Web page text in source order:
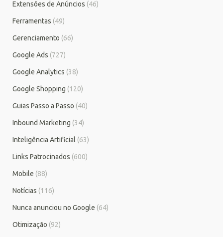
Extensões de Anúncios (46)
Ferramentas (49)
Gerenciamento (66)
Google Ads (727)
Google Analytics (38)
Google Shopping (120)
Guias Passo a Passo (40)
Inbound Marketing (34)
Inteligência Artificial (63)
Links Patrocinados (600)
Mobile (88)
Notícias (116)
Nunca anunciou no Google (64)
Otimização (92)